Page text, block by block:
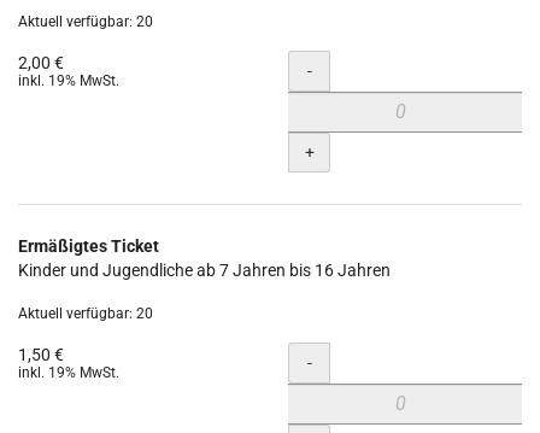
Aktuell verfügbar: 20
2,00 €
inkl. 19% MwSt. Menge
-
+
Ermäßigtes Ticket
Kinder und Jugendliche ab 7 Jahren bis 16 Jahren
Aktuell verfügbar: 20
1,50 €
inkl. 19% MwSt. Menge
-